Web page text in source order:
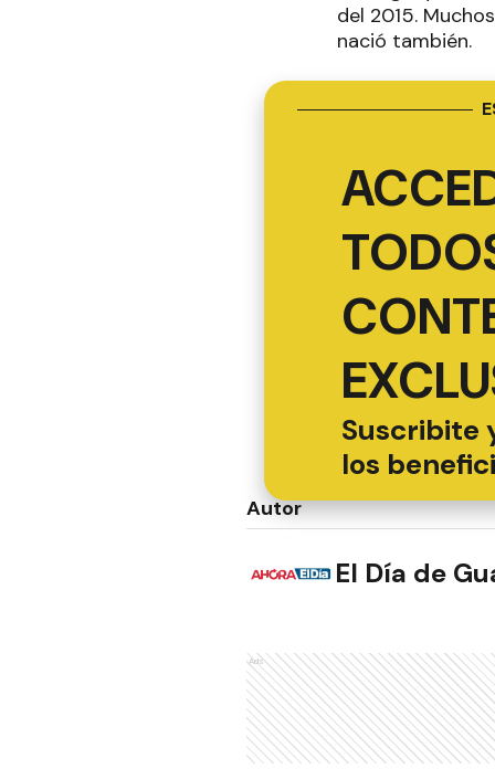
del 2015.
nació también.
Suscribite
los
Autor
El Día de
Ads